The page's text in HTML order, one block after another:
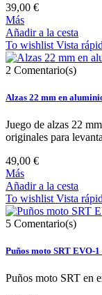
39,00 €
Más
Añadir a la cesta
To wishlist Vista
2 Comentario(s)
Alzas 22 mm en
Juego de alzas 22
originales para
49,00 €
Más
Añadir a la cesta
To wishlist Vista
5 Comentario(s)
Puños moto SRT EVO-
Puños moto SRT en